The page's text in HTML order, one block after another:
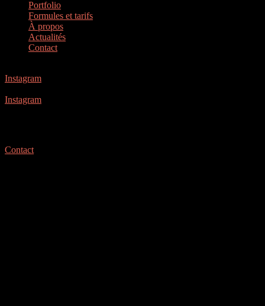
Portfolio
Formules et tarifs
À propos
Actualités
Contact
Instagram
Instagram
Contact